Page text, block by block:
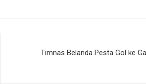
Timnas Belanda Pesta Gol ke